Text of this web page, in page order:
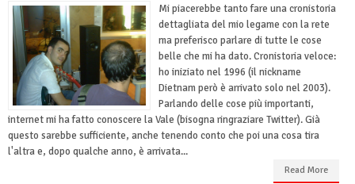
Mi piacerebbe tanto fare una cronistoria
dettagliata del mio legame con la rete
ma preferisco parlare di tutte le cose
belle che mi ha dato. Cronistoria veloce:
ho iniziato nel 1996 (il nickname
Dietnam però è arrivato solo nel 2003).
Parlando delle cose più importanti,
internet mi ha fatto conoscere la Vale (bisogna ringraziare Twitter). Già
questo sarebbe sufficiente, anche tenendo conto che poi una cosa tira
l'altra e, dopo qualche anno, è arrivata...
Read More